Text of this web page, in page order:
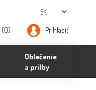
(0) Prihlásiť
Oblečenie
a prilby